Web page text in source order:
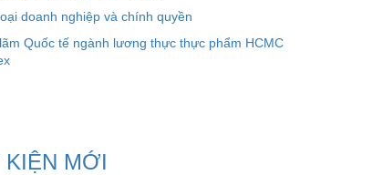
doanh nghiệp và chính quyền
Quốc tế ngành lương thực thực phẩm HCMC
MỚI